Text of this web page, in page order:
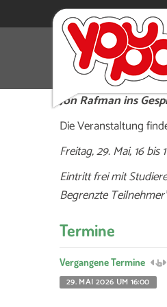
Bereits vor der
die Gelegenheit,
Jon Rafman ins
Die Veranstaltung
Freitag, 29. Mai, 16 bis
Eintritt frei mit
Begrenzte
Termine
Vergangene Termine
29. MAI 2026 UM 16:00